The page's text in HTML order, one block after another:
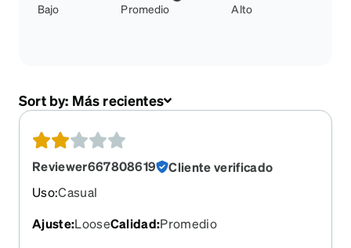
Bajo Promedio Alto
Sort by: Más recientes
Reviewer667808619
Cliente verificado
Uso:Casual
Ajuste:LooseCalidad:Promedio